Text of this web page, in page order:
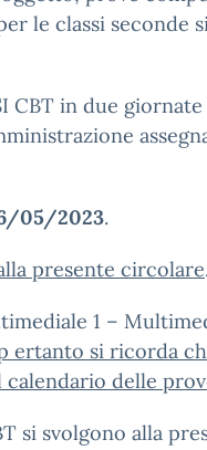
le classi seconde
CBT in due giornate
05/2023.
presente circolare
1 –
ertanto si ricorda
delle
si svolgono alla